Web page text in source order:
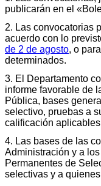
publicarán en el
2. Las convocatorias
acuerdo con lo
de 2 de agosto, o
determinados.
3. El Departamento
informe favorable de
Pública, bases
selectivo, pruebas a
calificación
4. Las bases de las
Administración y a
Permanentes de
selectivas y a